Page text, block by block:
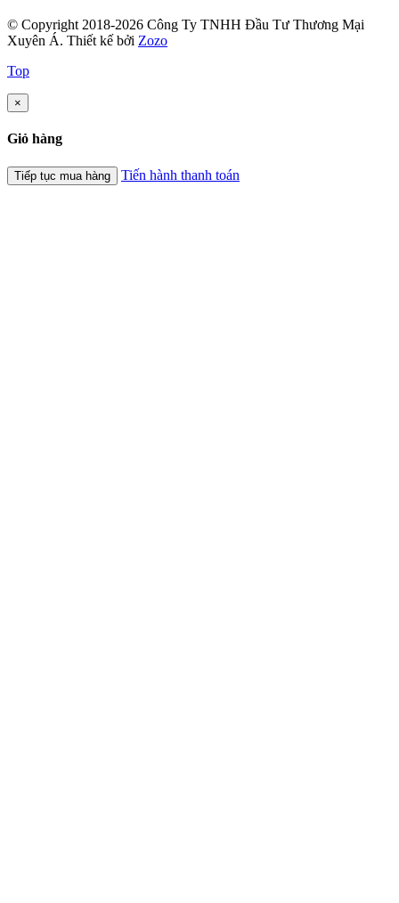
© Copyright 2018-2026 Công Ty TNHH Đầu Tư Thương Mại
Xuyên Á. Thiết kế bởi Zozo
Top
×
Giỏ hàng
Tiếp tục mua hàng Tiến hành thanh toán